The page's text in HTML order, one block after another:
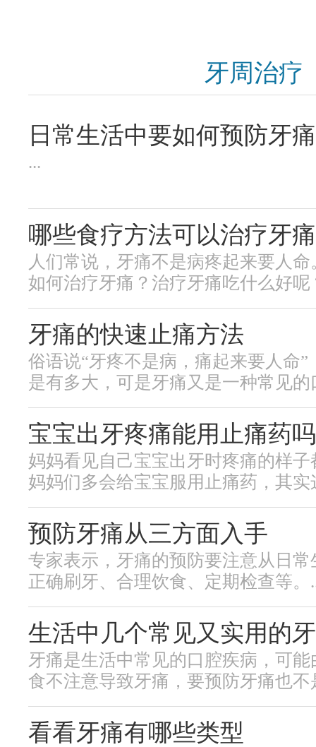
牙周治疗
日常生活中要如何预防牙痛
...
哪些食疗方法可以治疗牙痛
人们常说，牙痛不是病疼起来要人
如何治疗牙痛？治疗牙痛吃什么好呢
牙痛的快速止痛方法
俗语说“牙疼不是病，痛起来要人命
是有多大，可是牙痛又是一种常见的
宝宝出牙疼痛能用止痛药吗
妈妈看见自己宝宝出牙时疼痛的样
妈妈们多会给宝宝服用止痛药，其实
预防牙痛从三方面入手
专家表示，牙痛的预防要注意从日
正确刷牙、合理饮食、定期检查等。
生活中几个常见又实用的
牙痛是生活中常见的口腔疾病，可
食不注意导致牙痛，要预防牙痛也不
看看牙痛有哪些类型